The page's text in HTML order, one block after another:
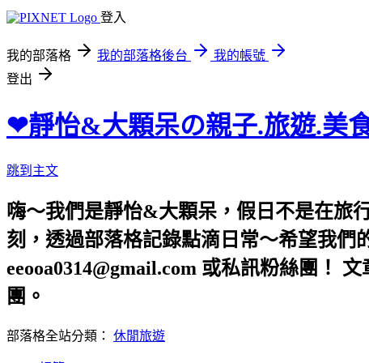
登入
我的部落格 我的部落格後台
我的帳號
登出
❤靜怡&大顆呆の親子.旅遊.美
跳到主文
嗨～我們是靜怡&大顆呆，假日不是在旅
刻，透過部落格記錄點滴日常～希望我們
eeooa0314@gmail.com 或私訊粉絲團！
團。
部落格全站分類： 休閒旅遊